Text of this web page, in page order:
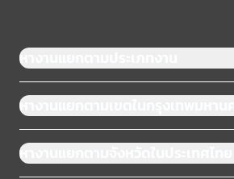
หางานแยกตามประเภทงาน
หางานแยกตามเขตในกรุงเทพมหานคร
หางานแยกตามจังหวัดในประเทศไทย